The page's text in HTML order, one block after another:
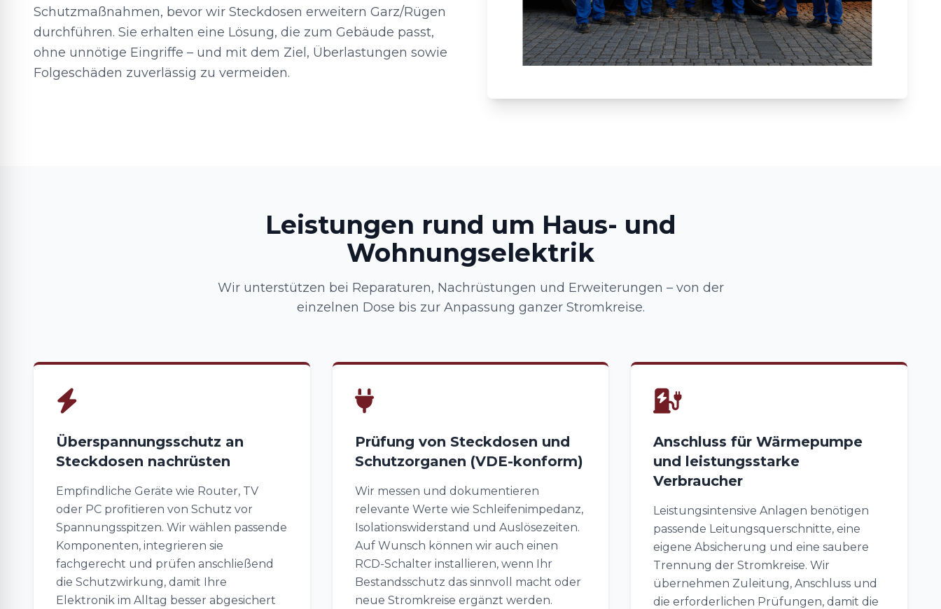
Schutzmaßnahmen, bevor wir Steckdosen erweitern Garz/Rügen
durchführen. Sie erhalten eine Lösung, die zum Gebäude passt,
ohne unnötige Eingriffe – und mit dem Ziel, Überlastungen sowie
Folgeschäden zuverlässig zu vermeiden.
Leistungen rund um Haus- und
Wohnungselektrik
Wir unterstützen bei Reparaturen, Nachrüstungen und Erweiterungen – von der
einzelnen Dose bis zur Anpassung ganzer Stromkreise.
Überspannungsschutz an
Steckdosen nachrüsten
Empfindliche Geräte wie Router, TV
oder PC profitieren von Schutz vor
Spannungsspitzen. Wir wählen passende
Komponenten, integrieren sie
fachgerecht und prüfen anschließend
die Schutzwirkung, damit Ihre
Elektronik im Alltag besser abgesichert
Prüfung von Steckdosen und
Schutzorganen (VDE-konform)
Wir messen und dokumentieren
relevante Werte wie Schleifenimpedanz,
Isolationswiderstand und Auslösezeiten.
Auf Wunsch können wir auch einen
RCD-Schalter installieren, wenn Ihr
Bestandsschutz das sinnvoll macht oder
neue Stromkreise ergänzt werden.
Anschluss für Wärmepumpe
und leistungsstarke
Verbraucher
Leistungsintensive Anlagen benötigen
passende Leitungsquerschnitte, eine
eigene Absicherung und eine saubere
Trennung der Stromkreise. Wir
übernehmen Zuleitung, Anschluss und
die erforderlichen Prüfungen, damit die